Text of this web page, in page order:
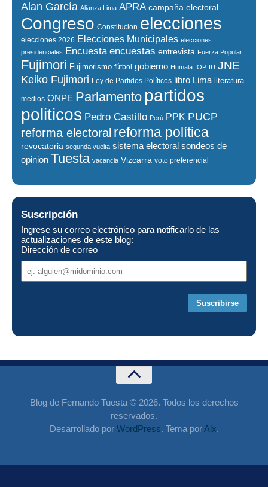
Alan García Alianza Lima APRA campaña electoral
Congreso Constitucion elecciones
elecciones 2026 Elecciones Municipales elecciones
presidenciales Encuesta encuestas entrevista Fuerza Popular
Fujimori Fujimorismo fútbol gobierno Humala IOP IU JNE
Keiko Fujimori Ley de Partidos Políticos libro Lima literatura
medios ONPE Parlamento partidos
politicos Pedro Castillo Perú PPK PUCP
reforma electoral reforma política
revocatoria segunda vuelta sistema electoral sondeos de
opinion Tuesta vacancia Vizcarra voto preferencial
Suscripción
Ingrese su correo electrónico para notificarlo de las
actualizaciones de este blog:
Dirección de correo
Dirección
de
Blog de Fernando Tuesta © 2026. Todos los derechos
reservados.
Desarrollado por WordPress. Tema porAlx.